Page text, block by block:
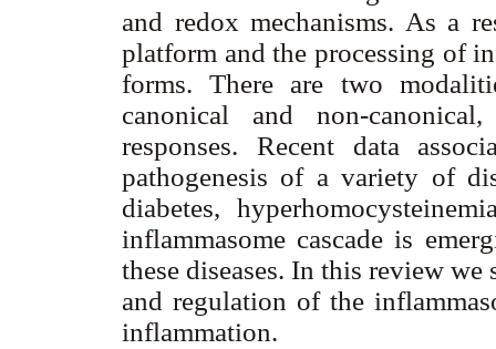
and redox mechanisms. As a
platform and the processing of
forms. There are two
canonical and non-
responses. Recent data
pathogenesis of a variety of
diabetes,
inflammasome cascade is
these diseases. In this review
and regulation of the
inflammation.